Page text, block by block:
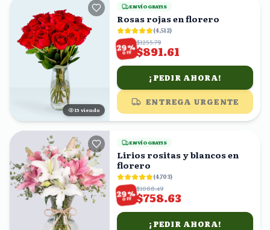
14 viendo
ENVÍO GRATIS
Rosas rojas en florero
(4,512)
29%
OFF
$1255.79
$891.61
¡PEDIR AHORA!
ENTREGA URGENTE
ENVÍO GRATIS
Lirios rositas y blancos en
florero
(4,703)
29%
OFF
$1068.49
$758.63
¡PEDIR AHORA!